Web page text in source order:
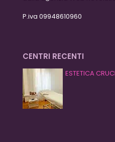
P.iva 09948610960
CENTRI RECENTI
ESTETICA